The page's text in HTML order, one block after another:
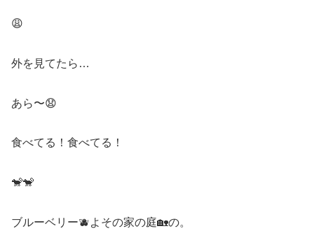
😩
外を見てたら…
あら〜😧
食べてる！食べてる！
🐒🐒
ブルーベリー🫐よその家の庭🏡の。